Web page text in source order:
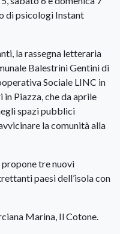
di psicologi Instant
la rassegna letteraria
Balestrini Gentini di
Sociale LINC in
Piazza, che da aprile
spazi pubblici
la comunità alla
propone tre nuovi
paesi dell’isola con
Marina, Il Cotone.